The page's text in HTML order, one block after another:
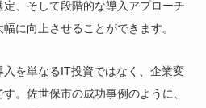
、そして段階的な導入アプローチ
に向上させることができます。
を単なるIT投資ではなく、企業変
。佐世保市の成功事例のように、